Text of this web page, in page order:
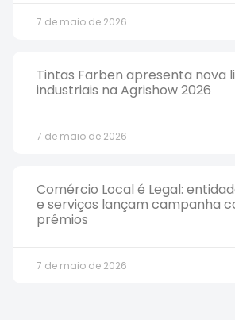
7 de maio de 2026
Tintas Farben apresenta nova
industriais na Agrishow 2026
7 de maio de 2026
Comércio Local é Legal:
e serviços lançam campanha
prêmios
7 de maio de 2026